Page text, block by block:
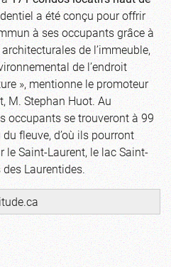
a été conçu pour offrir
à ses occupants grâce à
de l’immeuble,
de l’endroit
», mentionne le promoteur
M. Stephan Huot. Au
occupants se trouveront à 99
fleuve, d’où ils pourront
le Saint-Laurent, le lac Saint-
Laurentides.